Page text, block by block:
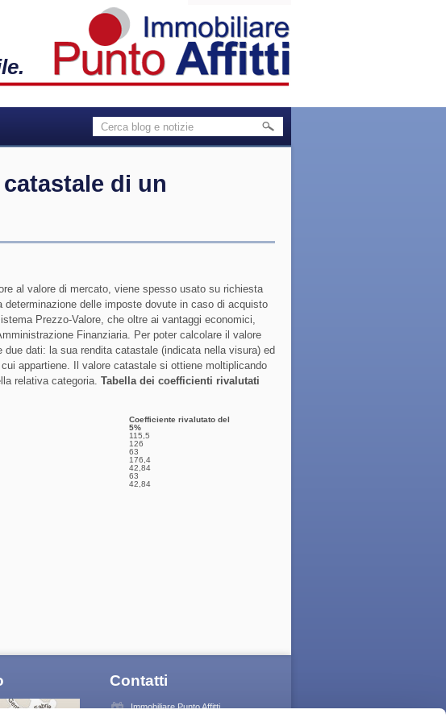
di un
al valore di mercato, viene spesso usato su richiesta
delle imposte dovute in caso di acquisto
Prezzo-Valore, che oltre ai vantaggi economici,
Finanziaria. Per poter calcolare il valore
dati: la sua rendita catastale (indicata nella visura) ed
appartiene. Il valore catastale si ottiene moltiplicando
relativa categoria. Tabella dei coefficienti rivalutati
Coefficiente rivalutato del
5%
115,5
126
63
176,4
42,84
63
42,84
Contatti
Immobiliare Punto Affitti